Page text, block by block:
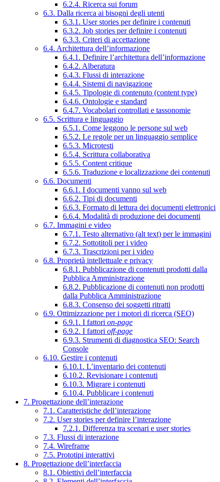
6.2.4. Ricerca sui forum
6.3. Dalla ricerca ai bisogni degli utenti
6.3.1. User stories per definire i contenuti
6.3.2. Job stories per definire i contenuti
6.3.3. Criteri di accettazione
6.4. Architettura dell’informazione
6.4.1. Definire l’architettura dell’informazione
6.4.2. Alberatura
6.4.3. Flussi di interazione
6.4.4. Sistemi di navigazione
6.4.5. Tipologie di contenuto (content type)
6.4.6. Ontologie e standard
6.4.7. Vocabolari controllati e tassonomie
6.5. Scrittura e linguaggio
6.5.1. Come leggono le persone sul web
6.5.2. Le regole per un linguaggio semplice
6.5.3. Microtesti
6.5.4. Scrittura collaborativa
6.5.5. Content critique
6.5.6. Traduzione e localizzazione dei contenuti
6.6. Documenti
6.6.1. I documenti vanno sul web
6.6.2. Tipi di documenti
6.6.3. Formato di lettura dei documenti elettronici
6.6.4. Modalità di produzione dei documenti
6.7. Immagini e video
6.7.1. Testo alternativo (alt text) per le immagini
6.7.2. Sottotitoli per i video
6.7.3. Trascrizioni per i video
6.8. Proprietà intellettuale e privacy
6.8.1. Pubblicazione di contenuti prodotti dalla
Pubblica Amministrazione
6.8.2. Pubblicazione di contenuti non prodotti
dalla Pubblica Amministrazione
6.8.3. Consenso dei soggetti ritratti
6.9. Ottimizzazione per i motori di ricerca (SEO)
6.9.1. I fattori on-page
6.9.2. I fattori off-page
6.9.3. Strumenti di diagnostica SEO: Search
Console
6.10. Gestire i contenuti
6.10.1. L’inventario dei contenuti
6.10.2. Revisionare i contenuti
6.10.3. Migrare i contenuti
6.10.4. Pubblicare i contenuti
7. Progettazione dell’interazione
7.1. Caratteristiche dell’interazione
7.2. User stories per definire l’interazione
7.2.1. Differenza tra scenari e user stories
7.3. Flussi di interazione
7.4. Wireframe
7.5. Prototipi interattivi
8. Progettazione dell’interfaccia
8.1. Obiettivi dell’interfaccia